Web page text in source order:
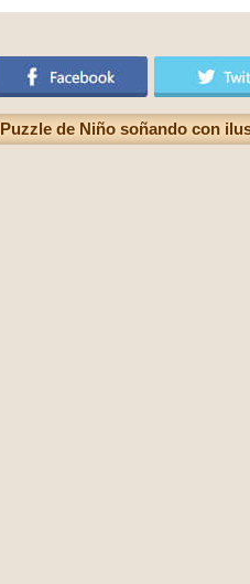
Puzzle de Niño soñando con